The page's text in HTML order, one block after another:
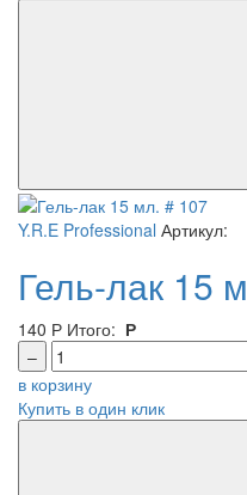
Y.R.E Professional Артикул:
Гель-лак 15
140 Р Итого: Р
–
в корзину
Купить в один клик